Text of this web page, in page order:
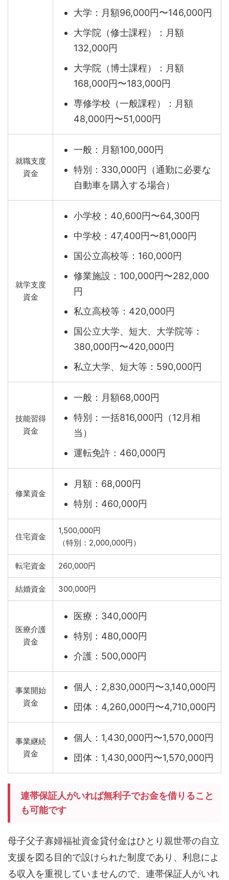
大学：月額96,000円〜146,000円
大学院（修士課程）：月額
132,000円
大学院（博士課程）：月額
168,000円〜183,000円
専修学校（一般課程）：月額
48,000円〜51,000円
就職支度
資金
一般：月額100,000円
特別：330,000円（通勤に必要な
自動車を購入する場合）
就学支度
資金
小学校：40,600円〜64,300円
中学校：47,400円〜81,000円
国公立高校等：160,000円
修業施設：100,000円〜282,000
円
私立高校等：420,000円
国公立大学、短大、大学院等：
380,000円〜420,000円
私立大学、短大等：590,000円
技能習得
資金
一般：月額68,000円
特別：一括816,000円（12月相
当）
運転免許：460,000円
修業資金
月額：68,000円
特別：460,000円
住宅資金
1,500,000円
（特別：2,000,000円）
転宅資金 260,000円
結婚資金 300,000円
医療介護
資金
医療：340,000円
特別：480,000円
介護：500,000円
事業開始
資金
個人：2,830,000円〜3,140,000円
団体：4,260,000円〜4,710,000円
事業継続
資金
個人：1,430,000円〜1,570,000円
団体：1,430,000円〜1,570,000円
連帯保証人がいれば無利子でお金を借りること
も可能です
母子父子寡婦福祉資金貸付金はひとり親世帯の自立
支援を図る目的で設けられた制度であり、利息によ
る収入を重視していませんので、 連帯保証人がいれ